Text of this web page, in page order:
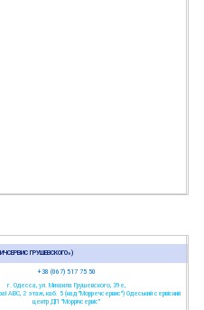
ГРУШЕВСКОГО»)
+38 (067) 517 75 50
г. Одесса, ул. Михаила Грушевского, 39е,
АВС, 2 этаж, каб. 5 (над "Морречсервис") Одеський сервісний
центр ДП "Моррічсервіс"